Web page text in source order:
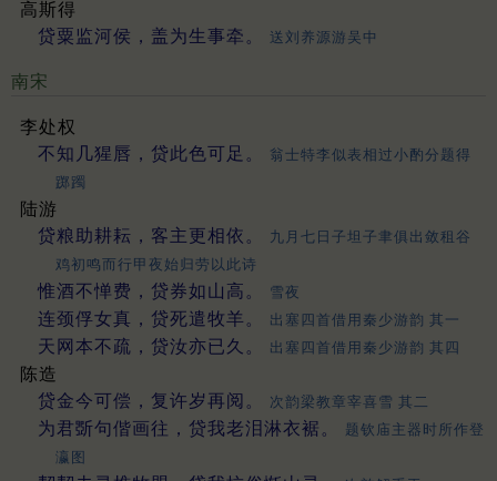
高斯得
贷粟监河侯，盖为生事牵。
送刘养源游吴中
南宋
李处权
不知几猩唇，贷此色可足。
翁士特李似表相过小酌分题得
踯躅
陆游
贷粮助耕耘，客主更相依。
九月七日子坦子聿俱出敛租谷
鸡初鸣而行甲夜始归劳以此诗
惟酒不惮费，贷券如山高。 雪夜
连颈俘女真，贷死遣牧羊。 出塞四首借用秦少游韵 其一
天网本不疏，贷汝亦已久。 出塞四首借用秦少游韵 其四
陈造
贷金今可偿，复许岁再阅。
次韵梁教章宰喜雪 其二
为君斲句偕画往，贷我老泪淋衣裾。
题钦庙主器时所作登
瀛图